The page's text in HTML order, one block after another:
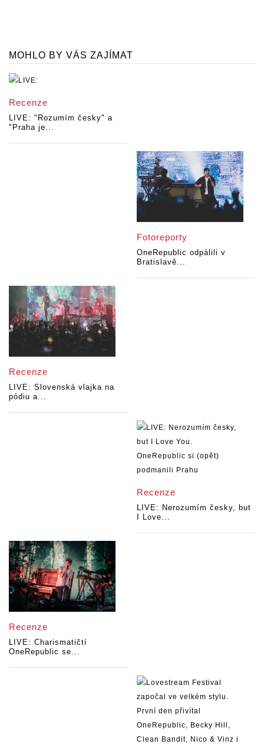
MOHLO BY VÁS ZAJÍMAT
Recenze
LIVE: "Rozumím česky" a
"Praha je...
Fotoreporty
OneRepublic odpálili v
Bratislavě...
Recenze
LIVE: Slovenská vlajka na
pódiu a...
Recenze
LIVE: Nerozumím česky, but
I Love...
Recenze
LIVE: Charismatičtí
OneRepublic se...